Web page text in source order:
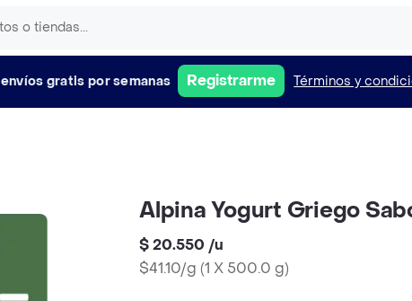
envíos gratis por semanas Registrarme Términos y
Alpina Yogurt Griego
$ 20.550 /u
$41.10/g (1 X 500.0 g)